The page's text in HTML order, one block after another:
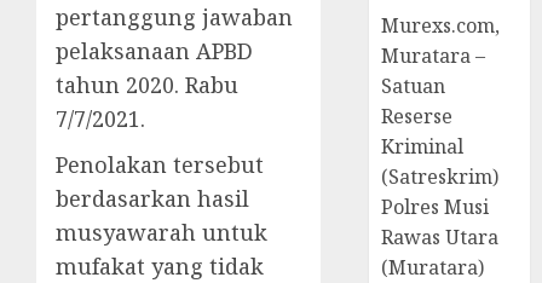
pertanggung jawaban
pelaksanaan APBD
tahun 2020. Rabu
7/7/2021.
Penolakan tersebut
berdasarkan hasil
musyawarah untuk
mufakat yang tidak
Murexs.com,
Muratara –
Satuan
Reserse
Kriminal
(Satreskrim)
Polres Musi
Rawas Utara
(Muratara)